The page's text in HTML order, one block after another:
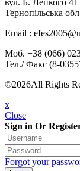
вул. Б. Лепкого 41
Тернопільська
Email :
Моб. +38 (066)
Тел./ Факс (8-
©2026All Rights
x
Close
Sign in Or
Forgot your